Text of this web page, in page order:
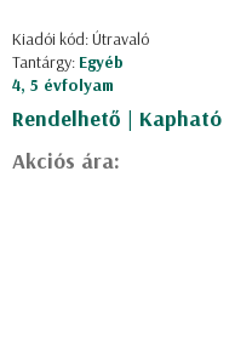
Kiadói kód: Útravaló
Tantárgy: Egyéb
4, 5 évfolyam
Rendelhető | Kapható
Akciós ára: